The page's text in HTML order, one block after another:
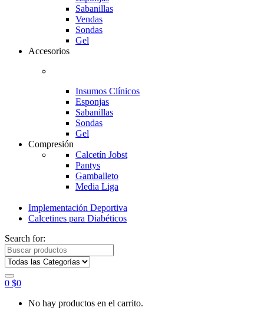
Sabanillas
Vendas
Sondas
Gel
Accesorios
Insumos Clínicos
Esponjas
Sabanillas
Sondas
Gel
Compresión
Calcetín Jobst
Pantys
Gamballeto
Media Liga
Implementación Deportiva
Calcetines para Diabéticos
Search for:
0 $0
No hay productos en el carrito.